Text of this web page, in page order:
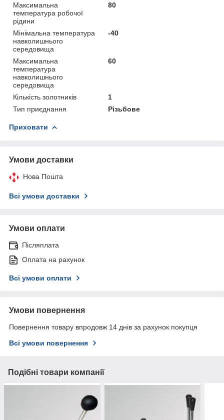
Максимальна
температура робочої
рідини
80
Мінімальна температура
навколишнього
середовища
-40
Максимальна
температура
навколишнього
середовища
60
Кількість золотників
1
Тип приєднання
Різьбове
Приховати
Умови доставки
Нова Пошта
Всі умови доставки
Умови оплати
Післяплата
Оплата на рахунок
Всі умови оплати
Умови повернення
Повернення товару впродовж 14 днів за рахунок покупця
Всі умови повернення
Подібні товари компанії